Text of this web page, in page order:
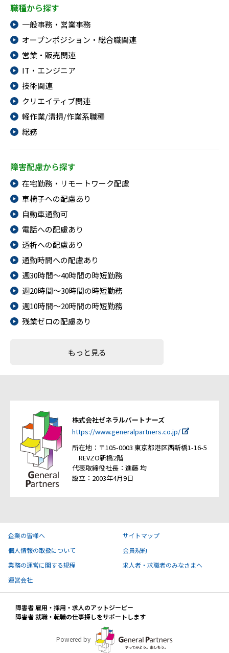
職種から探す
一般事務・営業事務
オープンポジション・総合職関連
営業・販売関連
IT・エンジニア
技術関連
クリエイティブ関連
軽作業/清掃/作業系職種
総務
障害配慮から探す
在宅勤務・リモートワーク配慮
車椅子への配慮あり
自動車通勤可
電話への配慮あり
透析への配慮あり
通勤時間への配慮あり
週30時間～40時間の時短勤務
週20時間～30時間の時短勤務
週10時間～20時間の時短勤務
残業ゼロの配慮あり
もっと見る
株式会社ゼネラルパートナーズ
https://www.generalpartners.co.jp/
所在地：〒105-0003 東京都港区西新橋1-16-5
REVZO新橋2階
代表取締役社長：進藤 均
設立：2003年4月9日
企業の皆様へ
サイトマップ
個人情報の取扱について
会員規約
業務の運営に関する規程
求人者・求職者のみなさまへ
運営会社
障害者 雇用・採用・求人のアットジーピー
障害者 就職・転職の仕事探しをサポートします
Powered by